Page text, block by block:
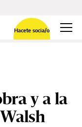
Hacete socia/o
y a la